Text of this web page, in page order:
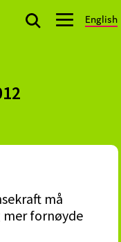
English
må
fornøyde